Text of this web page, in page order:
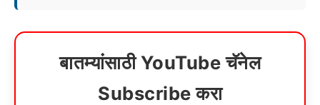
बातम्यांसाठी YouTube चॅनेल
Subscribe करा